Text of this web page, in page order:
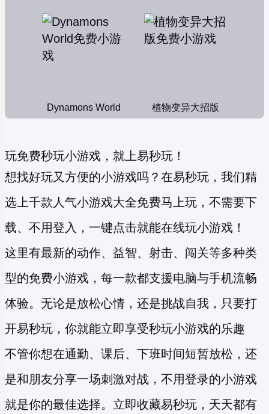
Dynamons World 植物变异大招版
玩免费秒玩小游戏，就上易秒玩！
想找好玩又方便的小游戏吗？在易秒玩，我们精
选上千款人气小游戏大全免费马上玩，不需要下
载、不用登入，一键点击就能在线玩小游戏！
这里有最新的动作、益智、射击、闯关等多种类
型的免费小游戏 ，每一款都支援电脑与手机流畅
体验。无论是放松心情，还是挑战自我，只要打
开易秒玩，你就能立即享受秒玩小游戏的乐趣
不管你想在通勤、课后、下班时间短暂放松，还
是和朋友分享一场刺激对战，不用登录的小游戏
就是你的最佳选择。立即收藏易秒玩，天天都有